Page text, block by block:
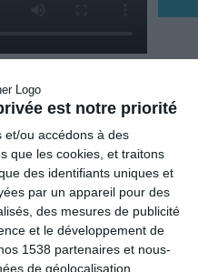
est notre priorité
et/ou accédons à des
que les cookies, et traitons
des identifiants uniques et
par un appareil pour des
des mesures de publicité
et le développement de
1538 partenaires et nous-
de géolocalisation
en France)